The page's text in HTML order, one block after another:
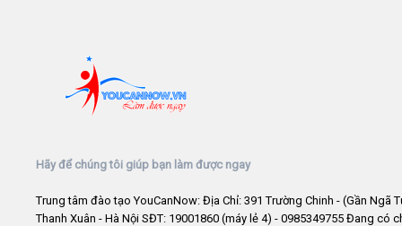
Hãy để chúng tôi giúp bạn làm được ngay
Trung tâm đào tạo YouCanNow: Địa Chỉ: 391 Trường Chinh - (Gần Ngã
Thanh Xuân - Hà Nội SĐT: 19001860 (máy lẻ 4) - 0985349755 Đang có